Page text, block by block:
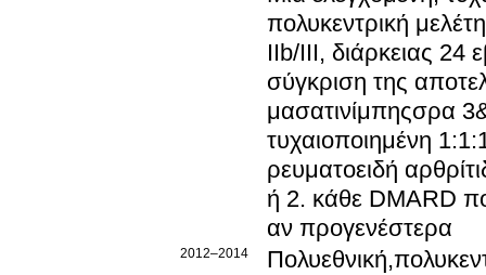
πολυκεντρική
IIb/III, διάρκειας 24
σύγκριση της
μασατινίμπηςσρα
τυχαιοποιημένη
ρευματοειδή
ή 2. κάθε DMARD
αν προγενέστερα
2012–2014